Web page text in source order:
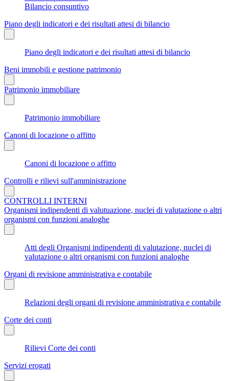
Bilancio consuntivo
Piano degli indicatori e dei risultati attesi di bilancio
Piano degli indicatori e dei risultati attesi di bilancio
Beni immobili e gestione patrimonio
Patrimonio immobiliare
Patrimonio immobiliare
Canoni di locazione o affitto
Canoni di locazione o affitto
Controlli e rilievi sull'amministrazione
CONTROLLI INTERNI
Organismi indipendenti di valutuazione, nuclei di valutazione o altri
organismi con funzioni analoghe
Atti degli Organismi indipendenti di valutazione, nuclei di
valutazione o altri organismi con funzioni analoghe
Organi di revisione amministrativa e contabile
Relazioni degli organi di revisione amministrativa e contabile
Corte dei conti
Rilievi Corte dei conti
Servizi erogati